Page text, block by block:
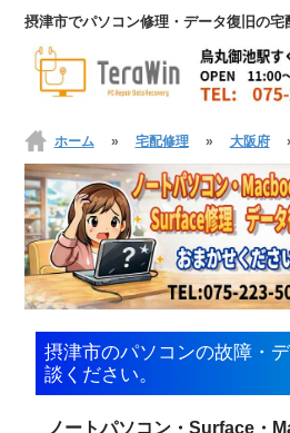
摂津市でパソコン修理・データ復旧の
ホーム » 宅配修理 » 大阪府
摂津市のパソコンの故障・
談ください。
ノートパソコン・Surface・